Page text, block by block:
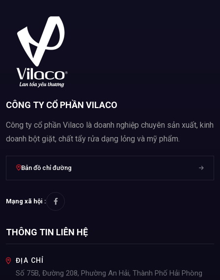
Với nước xả vải Lord làm mềm vải, quần áo sẽ đẩy lùi được
những dấu hiệu “lão hoá” và luôn tươi mới bền màu bền vải như
ban đầu.
CÔNG TY CỔ PHẦN VILACO
Công ty cổ phần Vilaco là doanh nghiệp chuyên sản xuất, kinh
doanh bột giặt, chất tẩy rửa dạng lỏng và mỹ phẩm.
Bản đồ chỉ đường
Mạng xã hội :
THÔNG TIN LIÊN HỆ
ĐỊA CHỈ
Số 75B, Đường 208, Phường An Hải, Thành Phố Hải Phòng